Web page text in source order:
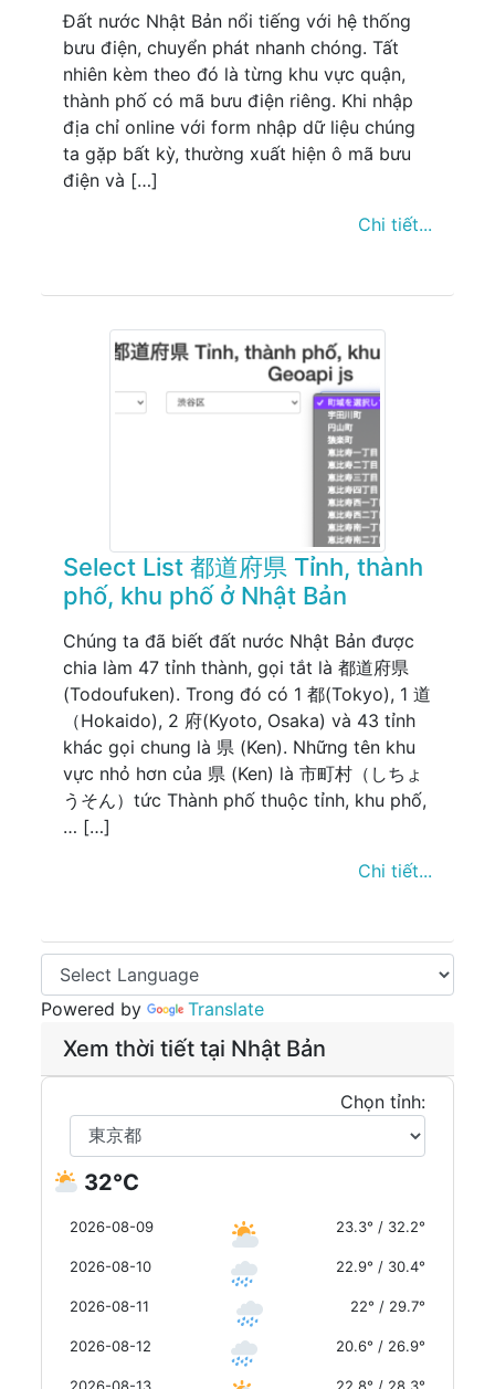
Đất nước Nhật Bản nổi tiếng với hệ thống
bưu điện, chuyển phát nhanh chóng. Tất
nhiên kèm theo đó là từng khu vực quận,
thành phố có mã bưu điện riêng. Khi nhập
địa chỉ online với form nhập dữ liệu chúng
ta gặp bất kỳ, thường xuất hiện ô mã bưu
điện và […]
Chi tiết...
Select List 都道府県 Tỉnh, thành
phố, khu phố ở Nhật Bản
Chúng ta đã biết đất nước Nhật Bản được
chia làm 47 tỉnh thành, gọi tắt là 都道府県
(Todoufuken). Trong đó có 1 都(Tokyo), 1 道
（Hokaido), 2 府(Kyoto, Osaka) và 43 tỉnh
khác gọi chung là 県 (Ken). Những tên khu
vực nhỏ hơn của 県 (Ken) là 市町村（しちょ
うそん）tức Thành phố thuộc tỉnh, khu phố,
… […]
Chi tiết...
Powered by Translate
Xem thời tiết tại Nhật Bản
Chọn tỉnh:
32°C
2026-08-09 23.3° / 32.2°
2026-08-10 22.9° / 30.4°
2026-08-11 22° / 29.7°
2026-08-12 20.6° / 26.9°